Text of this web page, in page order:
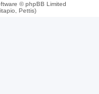
© phpBB Limited
Pettis)